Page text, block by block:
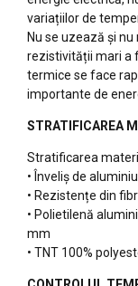
variațiilor de
Nu se uzează și
rezistivității mari a
termice se face
importante de
STRATIFICAREA
Stratificarea
• Înveliș de
• Rezistențe din
• Polietilenă
mm
• TNT 100%